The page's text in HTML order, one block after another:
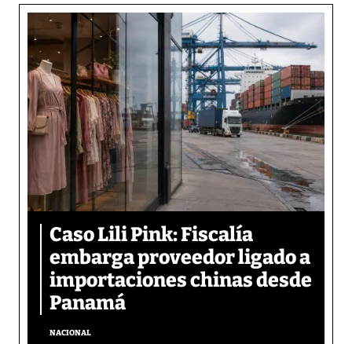
Caso Lili Pink: Fiscalía
embarga proveedor ligado a
importaciones chinas desde
Panamá
NACIONAL